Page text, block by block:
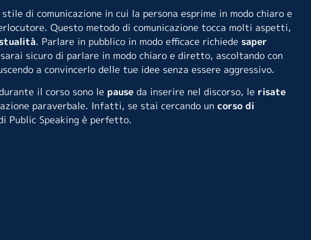
di comunicazione in cui la persona esprime in modo chiaro e
Questo metodo di comunicazione tocca molti aspetti,
. Parlare in pubblico in modo efficace richiede saper
sicuro di parlare in modo chiaro e diretto, ascoltando con
a convincerlo delle tue idee senza essere aggressivo.
il corso sono le pauseda inserire nel discorso, le risate
paraverbale. Infatti, se stai cercando un corso di
Public Speaking è perfetto.